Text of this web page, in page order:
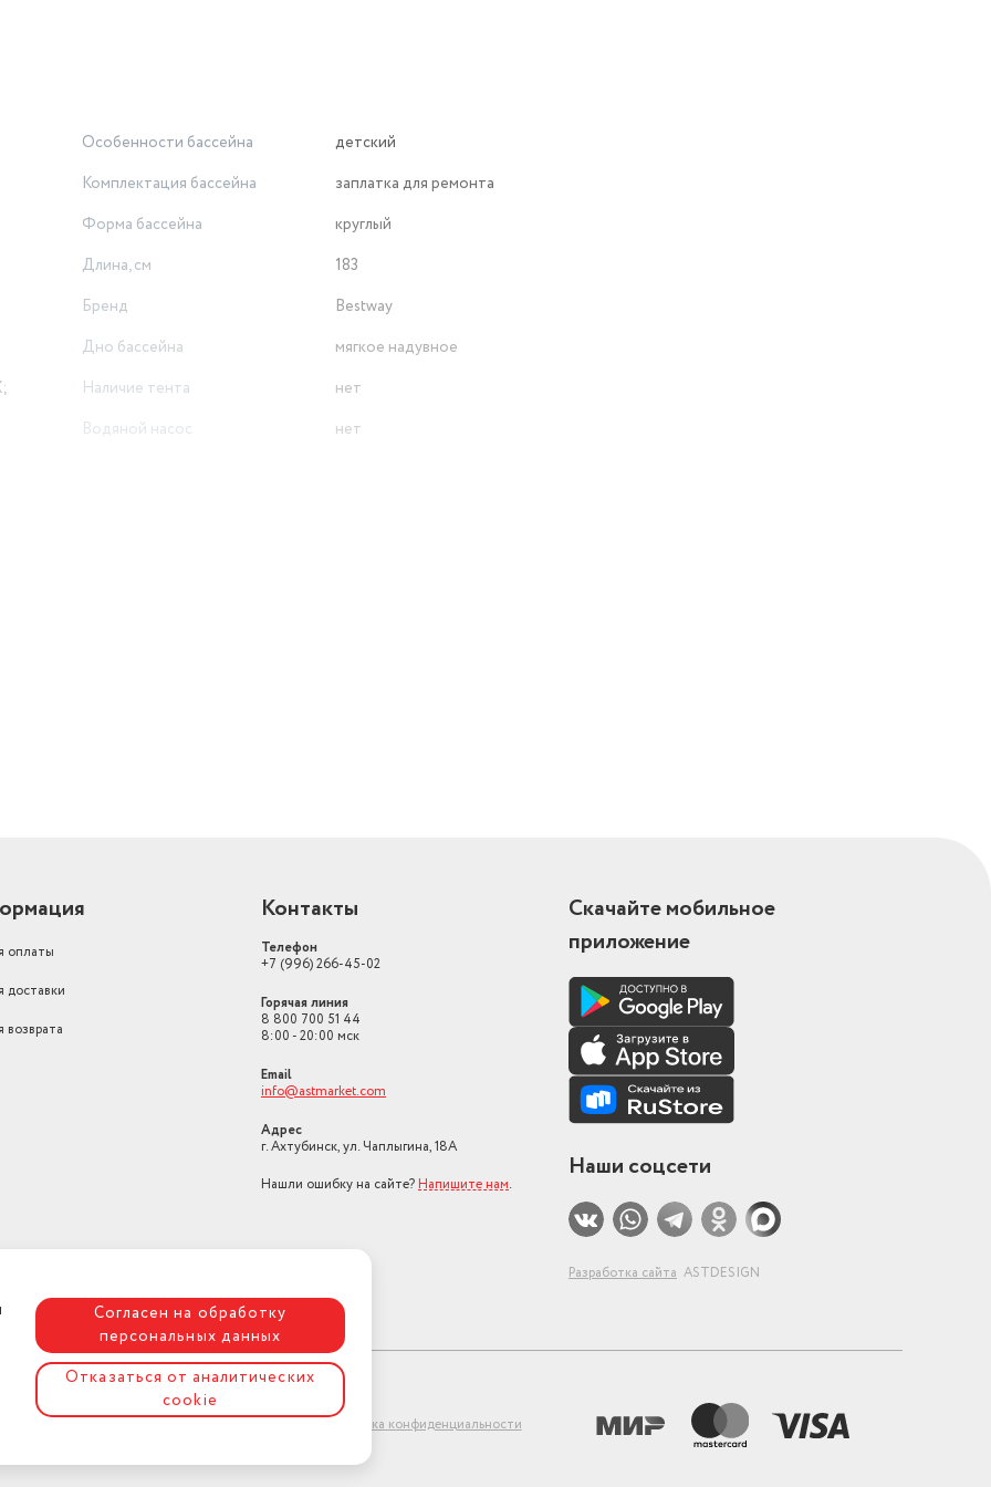
время
повреждениям
наполнения
Особенности бассейна
детский
Комплектация бассейна
заплатка для ремонта
Форма бассейна
круглый
Длина, см
183
Бренд
Bestway
Дно бассейна
мягкое надувное
Наличие тента
нет
Водяной насос
нет
оплаты
доставки
возврата
Контакты
Телефон
+7 (996) 266-45-02
Горячая линия
8 800 700 51 44
8:00 - 20:00 мск
Email
info@astmarket.com
Адрес
г. Ахтубинск, ул. Чаплыгина, 18А
Нашли ошибку на сайте? Напишите нам.
Скачайте мобильное
приложение
Наши соцсети
Разработка сайта ASTDESIGN
Политика конфиденциальности
Согласен на обработку
персональных данных
Отказаться от аналитических
cookie